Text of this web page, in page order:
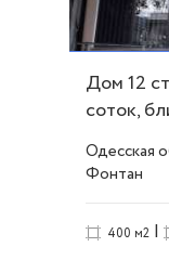
Дом 12
соток,
Одесская
Фонтан
400 м2 |